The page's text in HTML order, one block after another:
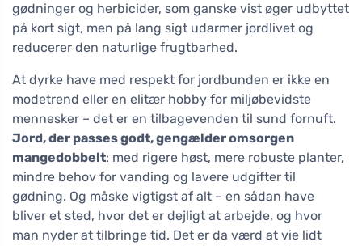
gødninger og herbicider, som ganske vist øger udbyttet
på kort sigt, men på lang sigt udarmer jordlivet og
reducerer den naturlige frugtbarhed.
At dyrke have med respekt for jordbunden er ikke en
modetrend eller en elitær hobby for miljøbevidste
mennesker – det er en tilbagevenden til sund fornuft.
Jord, der passes godt, gengælder omsorgen
mangedobbelt: med rigere høst, mere robuste planter,
mindre behov for vanding og lavere udgifter til
gødning. Og måske vigtigst af alt – en sådan have
bliver et sted, hvor det er dejligt at arbejde, og hvor
man nyder at tilbringe tid. Det er da værd at vie lidt